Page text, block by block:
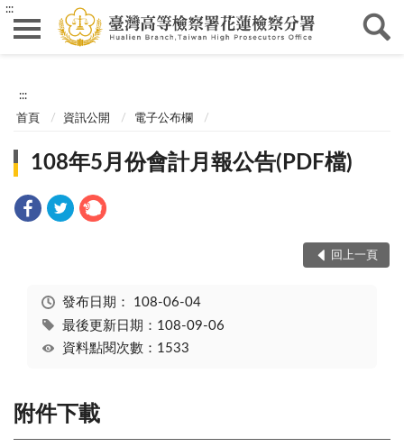
:::
:::
首頁 資訊公開 電子公布欄
108年5月份會計月報公告(PDF檔)
回上一頁
發布日期： 108-06-04
最後更新日期：108-09-06
資料點閱次數：1533
附件下載